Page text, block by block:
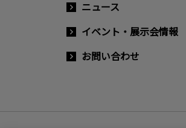
ニュース
イベント・展示会情報
お問い合わせ